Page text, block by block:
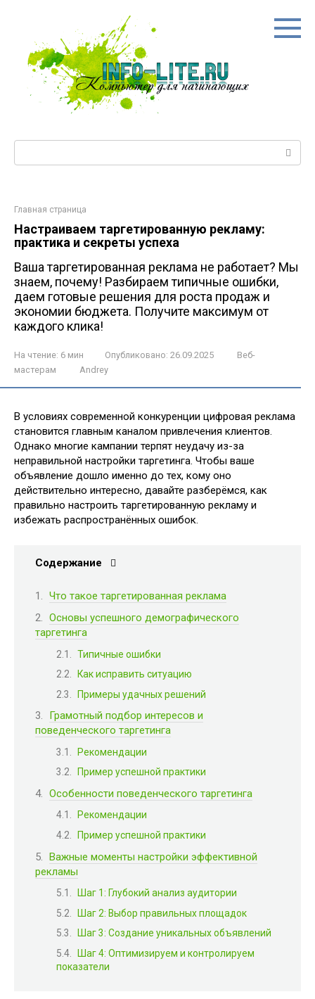
Главная страница
Настраиваем таргетированную рекламу:
практика и секреты успеха
Ваша таргетированная реклама не работает? Мы
знаем, почему! Разбираем типичные ошибки,
даем готовые решения для роста продаж и
экономии бюджета. Получите максимум от
каждого клика!
На чтение: 6 мин Опубликовано: 26.09.2025
Веб-
мастерам
Andrey
В условиях современной конкуренции цифровая реклама
становится главным каналом привлечения клиентов.
Однако многие кампании терпят неудачу из-за
неправильной настройки таргетинга. Чтобы ваше
объявление дошло именно до тех, кому оно
действительно интересно, давайте разберёмся, как
правильно настроить таргетированную рекламу и
избежать распространённых ошибок.
Содержание
Что такое таргетированная реклама
Основы успешного демографического
таргетинга
Типичные ошибки
Как исправить ситуацию
Примеры удачных решений
Грамотный подбор интересов и
поведенческого таргетинга
Рекомендации
Пример успешной практики
Особенности поведенческого таргетинга
Рекомендации
Пример успешной практики
Важные моменты настройки эффективной
рекламы
Шаг 1: Глубокий анализ аудитории
Шаг 2: Выбор правильных площадок
Шаг 3: Создание уникальных объявлений
Шаг 4: Оптимизируем и контролируем
показатели